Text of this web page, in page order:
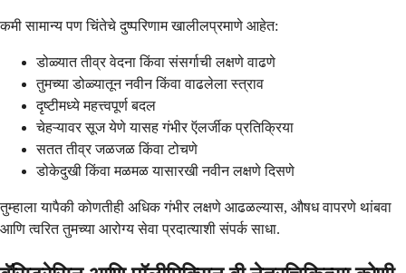
कमी सामान्य पण चिंतेचे दुष्परिणाम खालीलप्रमाणे आहेत:
डोळ्यात तीव्र वेदना किंवा संसर्गाची लक्षणे वाढणे
तुमच्या डोळ्यातून नवीन किंवा वाढलेला स्त्राव
दृष्टीमध्ये महत्त्वपूर्ण बदल
चेहऱ्यावर सूज येणे यासह गंभीर ऍलर्जीक प्रतिक्रिया
सतत तीव्र जळजळ किंवा टोचणे
डोकेदुखी किंवा मळमळ यासारखी नवीन लक्षणे दिसणे
तुम्हाला यापैकी कोणतीही अधिक गंभीर लक्षणे आढळल्यास, औषध वापरणे थांबवा
आणि त्वरित तुमच्या आरोग्य सेवा प्रदात्याशी संपर्क साधा.